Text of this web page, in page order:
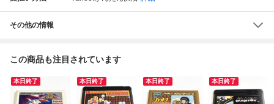
その他の情報
この商品も注目されています
本日終了 本日終了 本日終了 本日終了